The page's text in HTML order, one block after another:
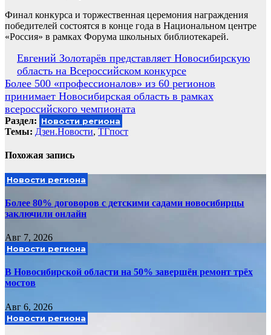
Финал конкурса и торжественная церемония награждения
победителей состоятся в конце года в Национальном центре
«Россия» в рамках Форума школьных библиотекарей.
Навигация
по
записям
Евгений Золотарёв представляет Новосибирскую
область на Всероссийском конкурсе
Более 500 «профессионалов» из 60 регионов
принимает Новосибирская область в рамках
всероссийского чемпионата
Раздел: Новости региона
Темы: Дзен.Новости, ТГпост
Похожая запись
Новости региона
Более 80% договоров с детскими садами новосибирцы
заключили онлайн
Авг 7, 2026
Новости региона
В Новосибирской области на 50% завершён ремонт трёх
мостов
Авг 6, 2026
Новости региона